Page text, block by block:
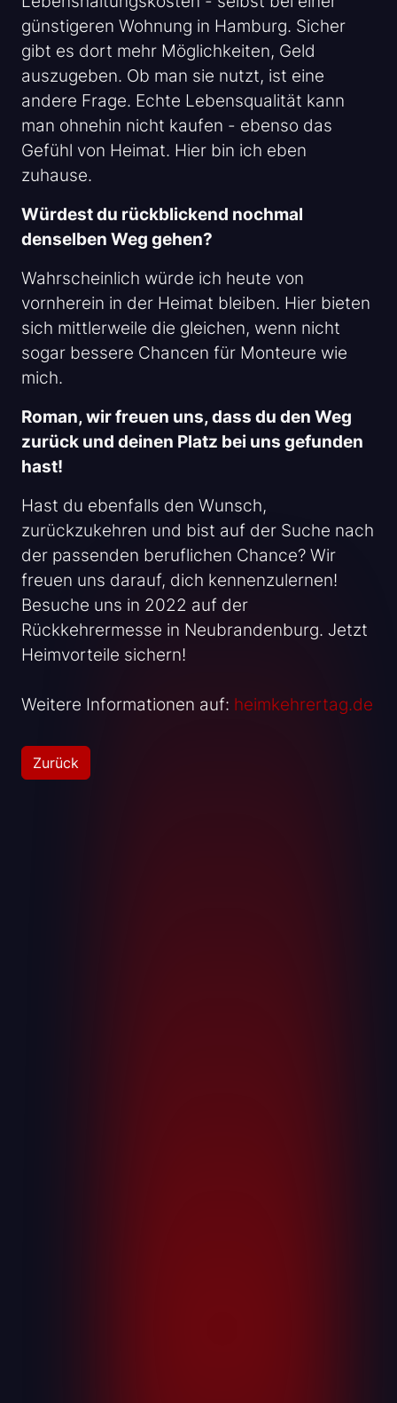
günstigeren Wohnung in Hamburg. Sicher
gibt es dort mehr Möglichkeiten, Geld
auszugeben. Ob man sie nutzt, ist eine
andere Frage. Echte Lebensqualität kann
man ohnehin nicht kaufen - ebenso das
Gefühl von Heimat. Hier bin ich eben
zuhause.
Würdest du rückblickend nochmal
denselben Weg gehen?
Wahrscheinlich würde ich heute von
vornherein in der Heimat bleiben. Hier bieten
sich mittlerweile die gleichen, wenn nicht
sogar bessere Chancen für Monteure wie
mich.
Roman, wir freuen uns, dass du den Weg
zurück und deinen Platz bei uns gefunden
hast!
Hast du ebenfalls den Wunsch,
zurückzukehren und bist auf der Suche nach
der passenden beruflichen Chance? Wir
freuen uns darauf, dich kennenzulernen!
Besuche uns in 2022 auf der
Rückkehrermesse in Neubrandenburg. Jetzt
Heimvorteile sichern!
Weitere Informationen auf: heimkehrertag.de
Zurück